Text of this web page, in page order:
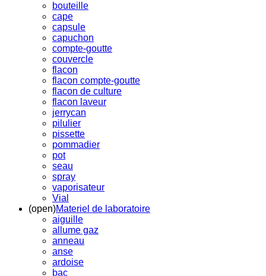
bouteille
cape
capsule
capuchon
compte-goutte
couvercle
flacon
flacon compte-goutte
flacon de culture
flacon laveur
jerrycan
pilulier
pissette
pommadier
pot
seau
spray
vaporisateur
Vial
(open)Materiel de laboratoire
aiguille
allume gaz
anneau
anse
ardoise
bac